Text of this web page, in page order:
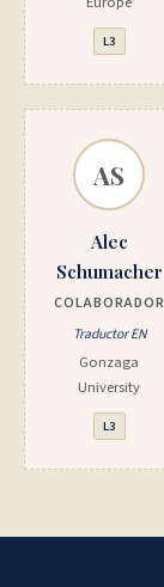
L3
AS
Alec
Schumacher
COLABORADOR
Traductor EN
Gonzaga
University
L3